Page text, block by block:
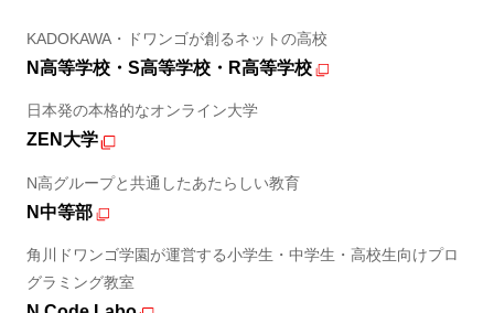
KADOKAWA・ドワンゴが創るネットの高校
N高等学校・S高等学校・R高等学校
日本発の本格的なオンライン大学
ZEN大学
N高グループと共通したあたらしい教育
N中等部
角川ドワンゴ学園が運営する小学生・中学生・高校生向けプロ
グラミング教室